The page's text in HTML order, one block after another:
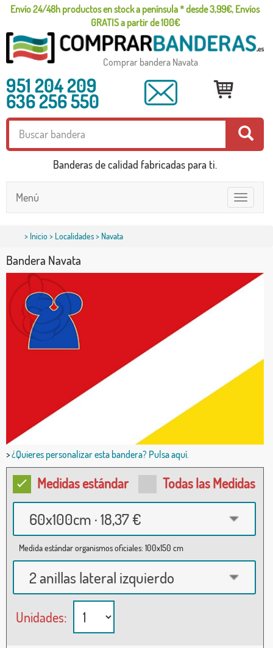
Envío 24/48h productos en stock a península * desde 3,99€, Envíos
GRATIS a partir de 100€
Comprar bandera Navata
951 204 209
636 256 550
Banderas de calidad fabricadas para ti.
Toggle
navigation
Menú
> Inicio> Localidades> Navata
Bandera Navata
>¿Quieres personalizar esta bandera? Pulsa aquí.
Medidas estándar Todas las Medidas
60x100cm · 18,37 €
Medida estándar organismos oficiales: 100x150 cm
2 anillas lateral izquierdo
Unidades: